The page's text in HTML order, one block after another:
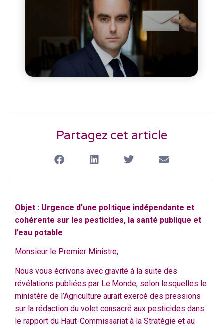
Partagez cet article
Objet : Urgence d’une politique indépendante et
cohérente sur les pesticides, la santé publique et
l’eau potable
Monsieur le Premier Ministre,
Nous vous écrivons avec gravité à la suite des
révélations publiées par Le Monde, selon lesquelles le
ministère de l’Agriculture aurait exercé des pressions
sur la rédaction du volet consacré aux pesticides dans
le rapport du Haut-Commissariat à la Stratégie et au